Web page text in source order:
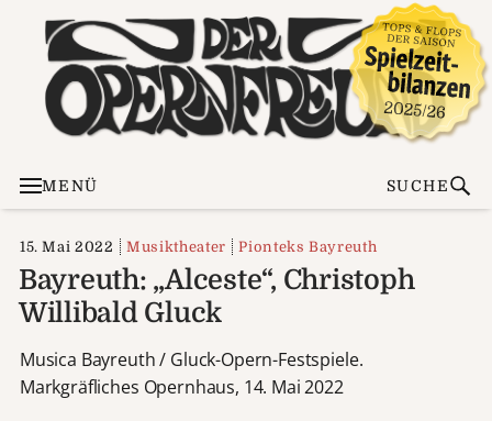
MENÜ SUCHE
15. Mai 2022 Musiktheater Pionteks Bayreuth
Bayreuth: „Alceste“, Christoph
Willibald Gluck
Musica Bayreuth / Gluck-Opern-Festspiele.
Markgräfliches Opernhaus, 14. Mai 2022